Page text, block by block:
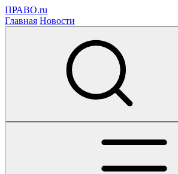
ПРАВО.ru
Главная Новости